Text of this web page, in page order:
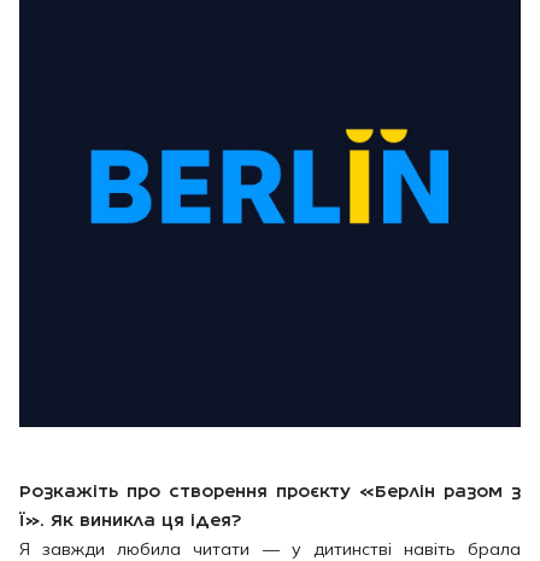
Розкажіть про створення проєкту «Берлін разом з
Ї». Як виникла ця ідея?
Я завжди любила читати — у дитинстві навіть брала